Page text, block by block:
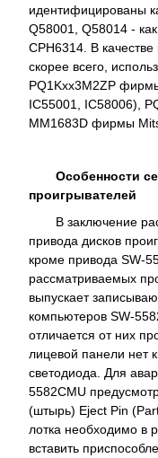
идентифицированы
Q58001, Q58014 -
CPH6314. В
скорее всего,
PQ1Kxx3M2ZP
IC55001, IC58006),
MM1683D фирмы
Особенности
проигрывателей
В заключение
привода дисков
кроме привода SW-
рассматриваемых
выпускает
компьютеров SW-
отличается от них
лицевой панели нет
светодиода. Для
5582CMU
(штырь) Eject Pin
лотка необходимо в
вставить